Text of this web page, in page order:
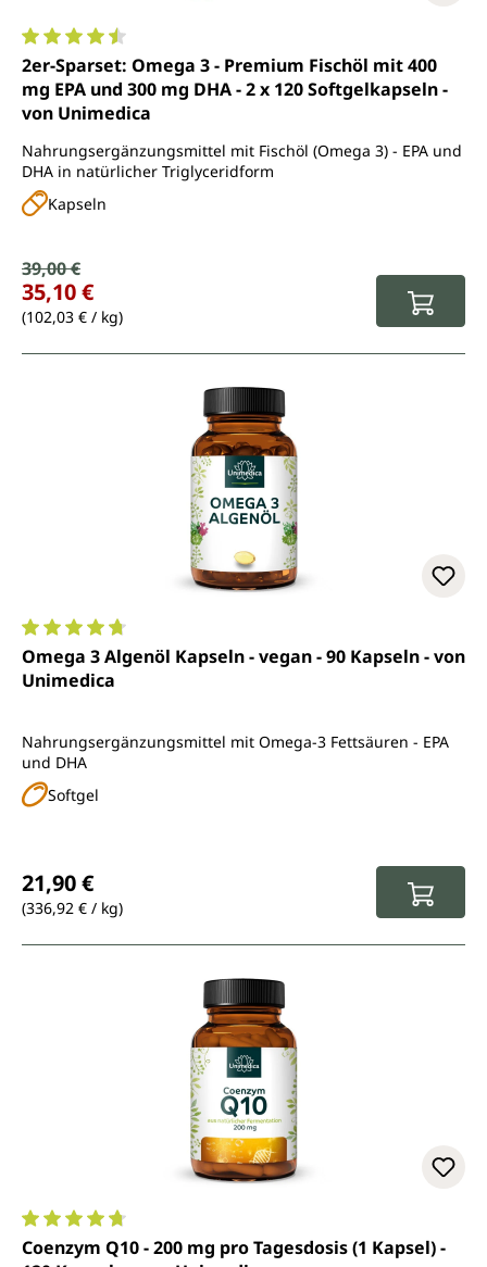
Durchschnittliche Bewertung von 4.6 von 5 Sternen
2er-Sparset: Omega 3 - Premium Fischöl mit 400
mg EPA und 300 mg DHA - 2 x 120 Softgelkapseln -
von Unimedica
Nahrungsergänzungsmittel mit Fischöl (Omega 3) - EPA und
DHA in natürlicher Triglyceridform
Kapseln
Verkaufspreis:
Regulärer Preis:
39,00 €
35,10 €
(102,03 € / kg)
Durchschnittliche Bewertung von 4.8 von 5 Sternen
Omega 3 Algenöl Kapseln - vegan - 90 Kapseln - von
Unimedica
Nahrungsergänzungsmittel mit Omega-3 Fettsäuren - EPA
und DHA
Softgel
21,90 €
(336,92 € / kg)
Durchschnittliche Bewertung von 4.8 von 5 Sternen
Coenzym Q10 - 200 mg pro Tagesdosis (1 Kapsel) -